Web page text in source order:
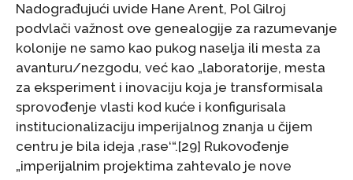
Nadograđujući uvide Hane Arent, Pol Gilroj
podvlači važnost ove genealogije za razumevanje
kolonije ne samo kao pukog naselja ili mesta za
avanturu/nezgodu, već kao „laboratorije, mesta
za eksperiment i inovaciju koja je transformisala
sprovođenje vlasti kod kuće i konfigurisala
institucionalizaciju imperijalnog znanja u čijem
centru je bila ideja ‚rase‘“.[29] Rukovođenje
„imperijalnim projektima zahtevalo je nove